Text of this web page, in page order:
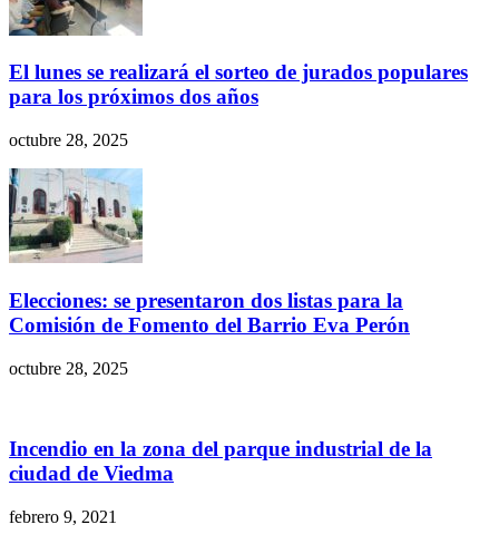
El lunes se realizará el sorteo de jurados populares
para los próximos dos años
octubre 28, 2025
Elecciones: se presentaron dos listas para la
Comisión de Fomento del Barrio Eva Perón
octubre 28, 2025
Incendio en la zona del parque industrial de la
ciudad de Viedma
febrero 9, 2021